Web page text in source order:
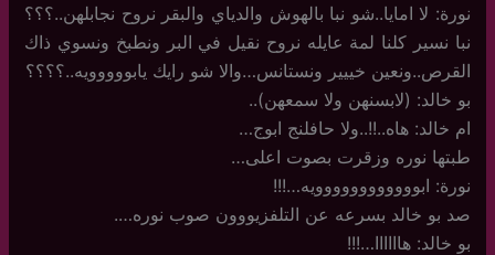
نورة: لا امايا..شو نبا بالهوش والدياي والبقر نروح نجابلهن..؟؟؟
نبا نسير كلنا لمة عايله نروح نقيل في البر ونطبخ ونسوي ذاك
القرص..ونعين خييير ونستانس…والا شو رايك يابووووويه..؟؟؟؟
بو خالد: (لابسنهن ولا سمعهن)..
ام خالد: هاه..!!..ولا حافلنج ابوج…
طبتها نوره وزقرت بصوت اعلى…
نورة: ابوووووووووووويه…!!!
صد بو خالد بسرعه عن التلفزيووون صوب نوره….
بو خالد: هاااااا…!!!